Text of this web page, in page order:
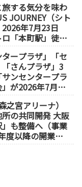
する気分を味わ
JOURNEY（シト
2026年7月23日
「本町駅」徒歩
ープラザ」「セ
さんプラザ」3
ンセンタープラ
が2026年7月発
之宮アリーナ）
共同開発 大阪
も整備へ（事業
度以降の開業